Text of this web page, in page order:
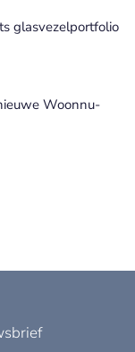
glasvezelportfolio
Woonnu-